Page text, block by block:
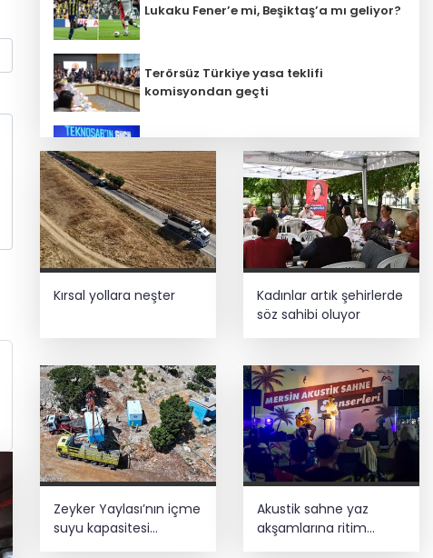
Lukaku Fener’e mi, Beşiktaş’a mı geliyor?
Terörsüz Türkiye yasa teklifi
komisyondan geçti
önde! Dev lansmanda neler oldu?
İş Bankası Grubu üst yönetiminde görev
değişimi
Trabzon iklim ve enerji ağında
başlıyor
Kırsal yollara neşter
Kadınlar artık şehirlerde
söz sahibi oluyor
Zeyker Yaylası’nın içme
suyu kapasitesi
güçlendirildi
Akustik sahne yaz
akşamlarına ritim
katıyor